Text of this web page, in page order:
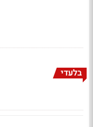
בלעדי